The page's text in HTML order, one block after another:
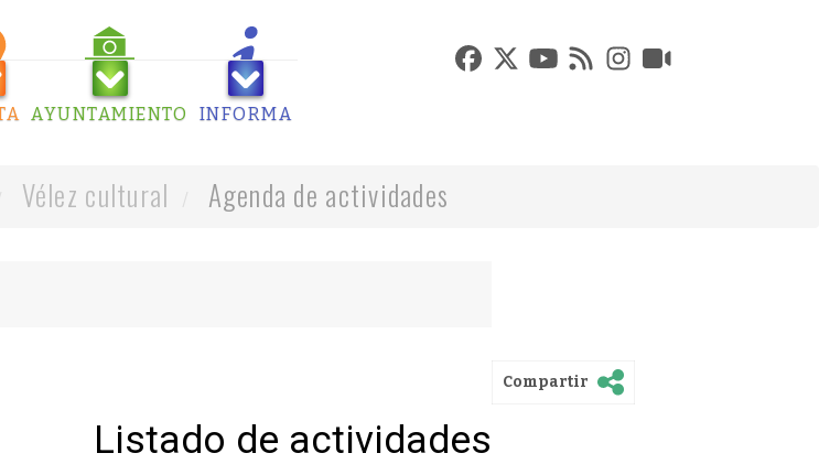
AYUNTAMIENTO INFORMA
Vélez cultural Agenda de actividades
Compartir
Listado de actividades